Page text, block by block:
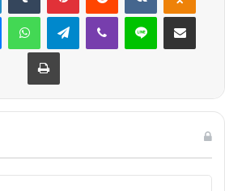
MessengerWhatsAppTelegramViber Line E-Posta ile
Yazdır